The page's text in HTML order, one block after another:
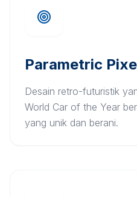
Parametric
Desain retro-futuristik
World Car of the Year
yang unik dan berani.